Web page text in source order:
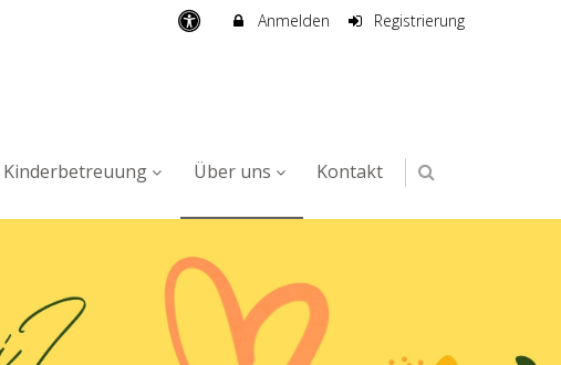
Anmelden Registrierung
Kinderbetreuung Über uns Kontakt